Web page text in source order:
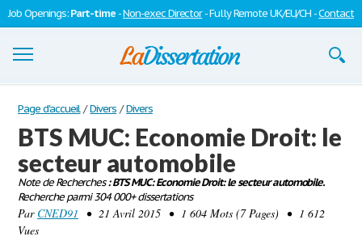
Job Openings:Part-time -Non-exec Director- Fully Remote UK/EU/CH -Contact
Dissertations
S'inscrire
Se connecter
Contactez-nous
Page d'accueil / Divers / Divers
BTS MUC: Economie Droit: le
secteur automobile
Note de Recherches: BTS MUC: Economie Droit: le secteur automobile.
Recherche parmi 304 000+ dissertations
Par CNED91 • 21 Avril 2015 • 1 604 Mots (7 Pages) • 1 612
Vues